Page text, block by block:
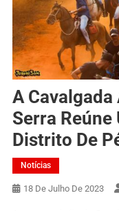
A Cavalgada
Serra
Distrito De
Notícias
18 De Julho De 2023